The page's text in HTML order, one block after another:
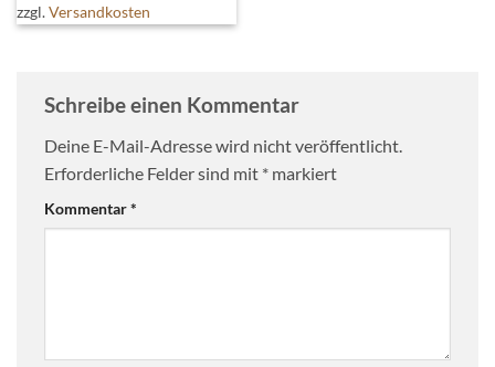
mehrere
Optionen
können
der
Produktseite
gewählt
zzgl.Versandkosten
Schreibe einen Kommentar
Deine E-Mail-Adresse wird nicht veröffentlicht.
Erforderliche Felder sind mit * markiert
Kommentar*